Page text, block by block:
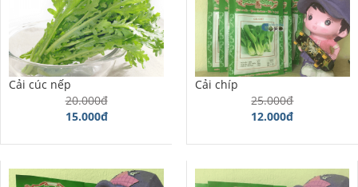
Cải cúc nếp
20.000đ
15.000đ
Cải chíp
25.000đ
12.000đ